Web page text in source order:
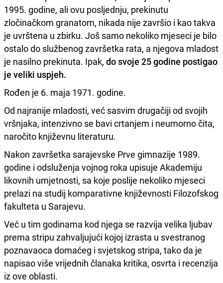
1995. godine, ali ovu posljednju, prekinutu
zločinačkom granatom, nikada nije završio i kao takva
je uvrštena u zbirku. Još samo nekoliko mjeseci je bilo
ostalo do službenog završetka rata, a njegova mladost
je nasilno prekinuta. Ipak, do svoje 25 godine postigao
je veliki uspjeh.
Rođen je 6. maja 1971. godine.
Od najranije mladosti, već sasvim drugačiji od svojih
vršnjaka, intenzivno se bavi crtanjem i neumorno čita,
naročito književnu literaturu.
Nakon završetka sarajevske Prve gimnazije 1989.
godine i odsluženja vojnog roka upisuje Akademiju
likovnih umjetnosti, sa koje poslije nekoliko mjeseci
prelazi na studij komparativne književnosti Filozofskog
fakulteta u Sarajevu.
Već u tim godinama kod njega se razvija velika ljubav
prema stripu zahvaljujući kojoj izrasta u svestranog
poznavaoca domaćeg i svjetskog stripa, tako da je
napisao više vrijednih članaka kritika, osvrta i recenzija
iz ove oblasti.